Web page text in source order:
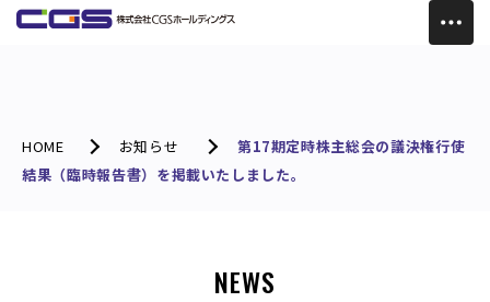
HOME お知らせ
第17期定時株主総会の議決権行使
結果（臨時報告書）を掲載いたしました。
NEWS